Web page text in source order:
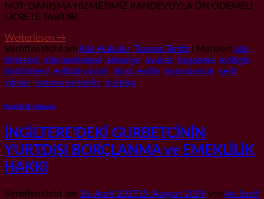
NOT: DANIŞMA HİZMETİMİZ RANDEVUYLA ÖN ÖDEMELİ
ÜCRETE TABİDİR.
Weiterlesen →
Veröffentlicht am Aile Hukuku, Tanıma Tenfiz Markiert aile
birleşimi, aile mahkemsi, almanya, avukat, boşanma, evliligin
bildirilmesi, evliligin iptali, ikinci evlilik, konsolosluk, serif
yilmaz, tanıma ve tenfiz, yurtdışı
Emeklilik Hukuku
İNGİLTERE’DEKİ GURBETÇİNİN
YURTDIŞI BORÇLANMA ve EMEKLİLİK
HAKKI
Veröffentlicht am 16. April 201715. August 2019 von Av. Serif